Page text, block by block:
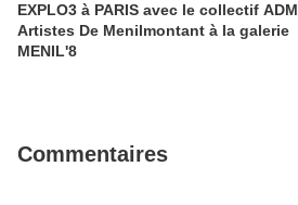
EXPLO3 à PARIS avec le collectif ADM
Artistes De Menilmontant à la galerie
MENIL'8
Commentaires